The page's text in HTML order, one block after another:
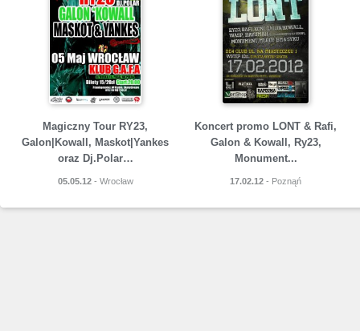
Magiczny Tour RY23,
Galon|Kowall, Maskot|Yankes
oraz Dj.Polar…
05.05.12- Wrocław
Koncert promo LONT & Rafi,
Galon & Kowall, Ry23,
Monument...
17.02.12 - Poznąń